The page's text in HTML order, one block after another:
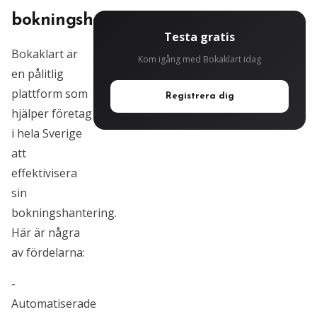
bokningshantering?
Bokaklart är
en pålitlig
plattform som
hjälper företag
i hela Sverige
att
effektivisera
sin
bokningshantering.
Här är några
av fördelarna:
-
Automatiserade
Testa gratis
Kom igång med Bokaklart idag
Registrera dig